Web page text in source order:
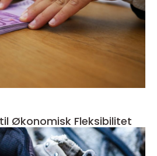
Veien til Økonomisk Fleksibilitet